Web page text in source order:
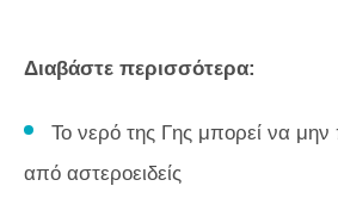
Διαβάστε περισσότερα:
Το νερό της Γης μπορεί να μην
από αστεροειδείς